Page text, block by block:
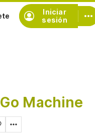
Iniciar
sesión
Machine